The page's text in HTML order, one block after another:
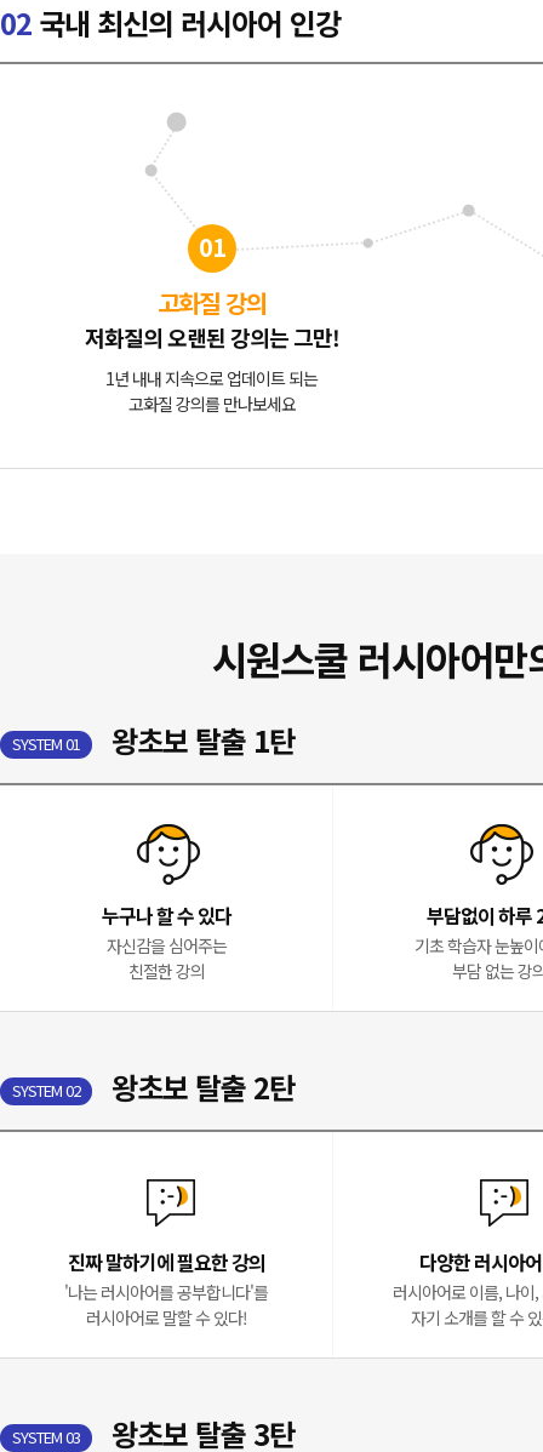
02 국내 최신의 러시아어 인강
01
고화질 강의
저화질의 오랜된 강의는 그만!
1년 내내 지속으로 업데이트 되는
고화질 강의를 만나보세요
시원스쿨 러시아어
SYSTEM 01 왕초보 탈출 1탄
누구나 할 수 있다
자신감을 심어주는
친절한 강의
부담없이 하루
기초 학습자 눈높
부담 없는 강
SYSTEM 02 왕초보 탈출 2탄
진짜 말하기에 필요한 강의
'나는 러시아어를 공부합니다'를
러시아어로 말할 수 있다!
다양한 러시아
러시아어로 이름, 나이
자기 소개를 할 수
SYSTEM 03 왕초보 탈출 3탄